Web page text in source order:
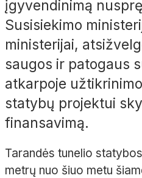
įgyvendinimą
Susisiekimo
ministerijai,
saugos ir patogaus
atkarpoje
statybų projektui
finansavimą.
Tarandės tunelio
metrų nuo šiuo metu